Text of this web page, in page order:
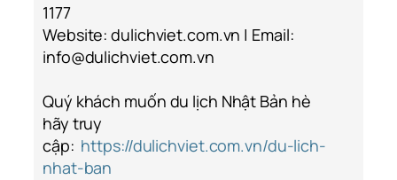
1177
Website: dulichviet.com.vn | Email:
info@dulichviet.com.vn
Quý khách muốn du lịch Nhật Bản hè
hãy truy
cập: https://dulichviet.com.vn/du-lich-
nhat-ban